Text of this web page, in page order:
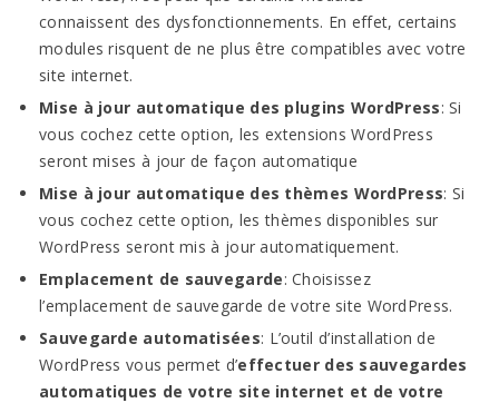
connaissent des dysfonctionnements. En effet, certains
modules risquent de ne plus être compatibles avec votre
site internet.
Mise à jour automatique des plugins WordPress: Si
vous cochez cette option, les extensions WordPress
seront mises à jour de façon automatique
Mise à jour automatique des thèmes WordPress: Si
vous cochez cette option, les thèmes disponibles sur
WordPress seront mis à jour automatiquement.
Emplacement de sauvegarde: Choisissez
l’emplacement de sauvegarde de votre site WordPress.
Sauvegarde automatisées: L’outil d’installation de
WordPress vous permet d’effectuer des sauvegardes
automatiques de votre site internet et de votre